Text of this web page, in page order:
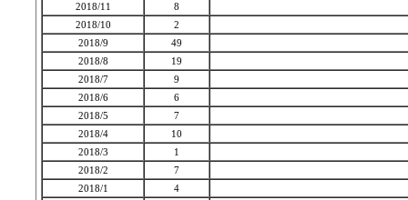
2018/11
8
2018/10
2
2018/9
49
2018/8
19
2018/7
9
2018/6
6
2018/5
7
2018/4
10
2018/3
1
2018/2
7
2018/1
4